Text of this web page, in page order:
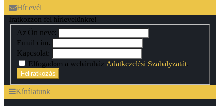
Hírlevél
Iratkozzon fel hírlevelünkre!
Az Ön neve:
Email cím:
Kapcsolat:
Elfogadom a webáruház Adatkezelési Szabályzatát.
Feliratkozás
Kínálatunk